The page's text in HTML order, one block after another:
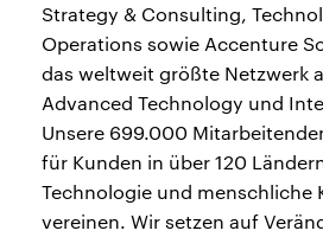
Strategy & Consulting,
Operations sowie Accenture
das weltweit größte Netzwerk
Advanced Technology und
Unsere 699.000
für Kunden in über 120
Technologie und menschliche
vereinen. Wir setzen auf